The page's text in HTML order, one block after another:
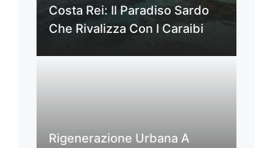
Costa Rei: Il Paradiso Sardo
Che Rivalizza Con I Caraibi
Rigenerazione Urbana A